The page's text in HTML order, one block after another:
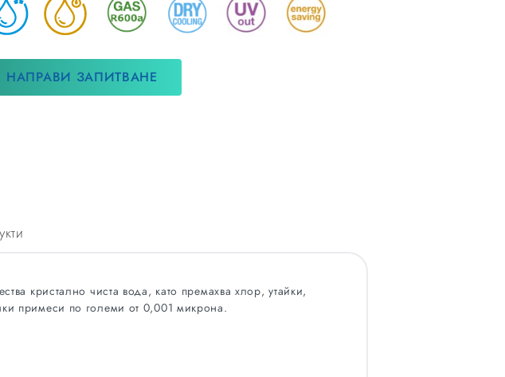
НАПРАВИ ЗАПИТВАНЕ
кристално чиста вода, като премахва хлор, утайки,
примеси по големи от 0,001 микрона.